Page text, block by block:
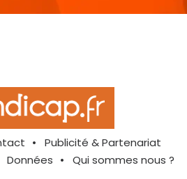
Publicité & Partenariat
Données Qui sommes nous ?